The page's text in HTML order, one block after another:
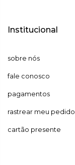
Institucional
sobre nós
fale conosco
pagamentos
rastrear meu pedido
cartão presente